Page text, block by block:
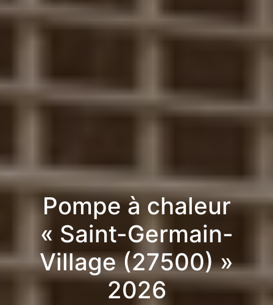
Pompe à chaleur
« Saint-Germain-
Village (27500) »
2026